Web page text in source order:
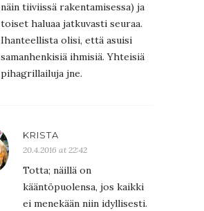
näin tiiviissä rakentamisessa) ja
toiset haluaa jatkuvasti seuraa.
Ihanteellista olisi, että asuisi
samanhenkisiä ihmisiä. Yhteisiä
pihagrillailuja jne.
KRISTA
20.4.2016 at 22:42
Totta; näillä on
kääntöpuolensa, jos kaikki
ei menekään niin idyllisesti.